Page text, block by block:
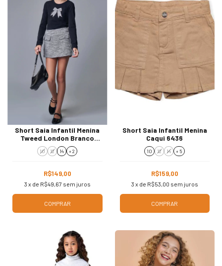
Short Saia Infantil Menina
Tweed London Branco
Preto 89962
10 12 14 + 2
R$149,00
3 x de R$49,67 sem juros
COMPRAR
Short Saia Infantil Menina
Caqui 6436
10 12 14 + 5
R$159,00
3 x de R$53,00 sem juros
COMPRAR